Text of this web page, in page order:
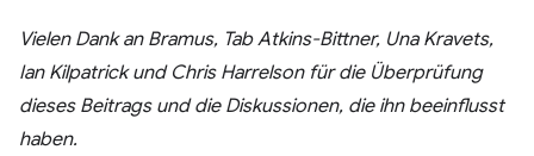
Vielen Dank an Bramus, Tab Atkins-Bittner, Una Kravets,
Ian Kilpatrick und Chris Harrelson für die Überprüfung
dieses Beitrags und die Diskussionen, die ihn beeinflusst
haben.